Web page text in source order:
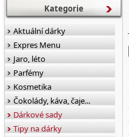
Kategorie
Aktuální dárky
Expres Menu
Jaro, léto
Parfémy
Kosmetika
Čokolády, káva, čaje...
Dárkové sady
Tipy na dárky